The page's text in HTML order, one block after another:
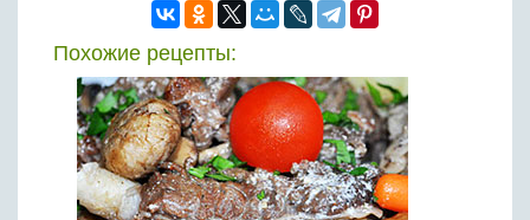
Похожие рецепты: